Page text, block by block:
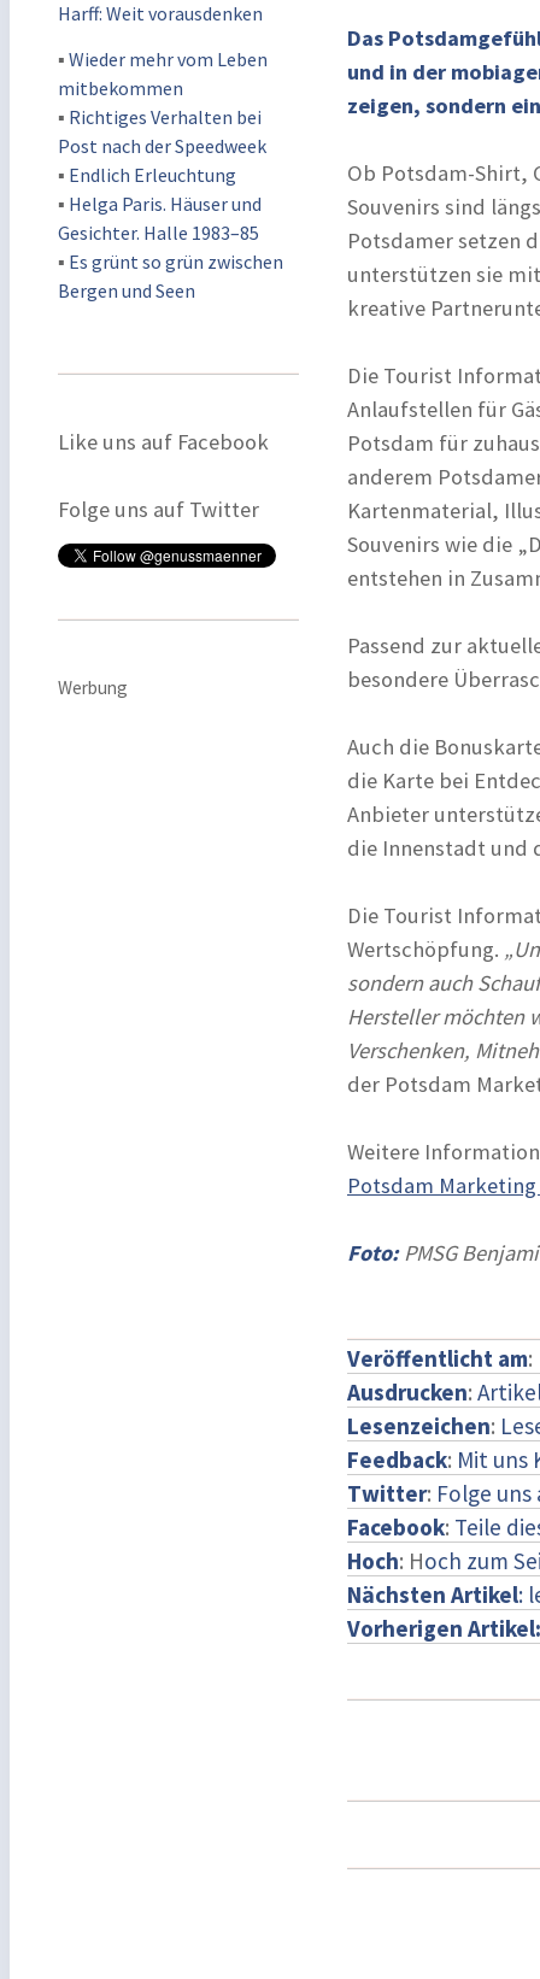
Harff: Weit vorausdenken
▪ Wieder mehr vom Leben
mitbekommen
▪ Richtiges Verhalten bei
Post nach der Speedweek
▪ Endlich Erleuchtung
▪ Helga Paris. Häuser und
Gesichter. Halle 1983–85
▪ Es grünt so grün zwischen
Bergen und Seen
Like uns auf Facebook
Folge uns auf Twitter
Werbung
Das
und in der
zeigen, sondern
Ob Potsdam-Shirt,
Souvenirs sind
Potsdamer setzen
unterstützen sie
kreative
Die Tourist
Anlaufstellen für
Potsdam für
anderem
Kartenmaterial,
Souvenirs wie die
entstehen in
Passend zur
besondere
Auch die
die Karte bei
Anbieter
die Innenstadt und
Die Tourist
Wertschöpfung.
sondern auch
Hersteller möchten
Verschenken,
der Potsdam
Weitere
Potsdam
Foto:PMSG
Veröffentlicht am:
Ausdrucken:
Lesenzeichen:
Feedback: Mit uns
Twitter: Folge
Facebook: Teile
Hoch: Hoch zum
Nächsten Artikel:
Vorherigen